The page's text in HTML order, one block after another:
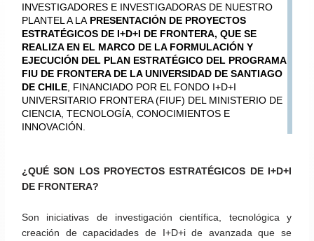
INVESTIGADORES E INVESTIGADORAS DE NUESTRO
PLANTEL A LA PRESENTACIÓN DE PROYECTOS
ESTRATÉGICOS DE I+D+I DE FRONTERA, QUE SE
REALIZA EN EL MARCO DE LA FORMULACIÓN Y
EJECUCIÓN DEL PLAN ESTRATÉGICO DEL PROGRAMA
FIU DE FRONTERA DE LA UNIVERSIDAD DE SANTIAGO
DE CHILE , FINANCIADO POR EL FONDO I+D+I
UNIVERSITARIO FRONTERA (FIUF) DEL MINISTERIO DE
CIENCIA, TECNOLOGÍA, CONOCIMIENTOS E
INNOVACIÓN.
¿QUÉ SON LOS PROYECTOS ESTRATÉGICOS DE I+D+I
DE FRONTERA?
Son iniciativas de investigación científica, tecnológica y
creación de capacidades de I+D+i de avanzada que se